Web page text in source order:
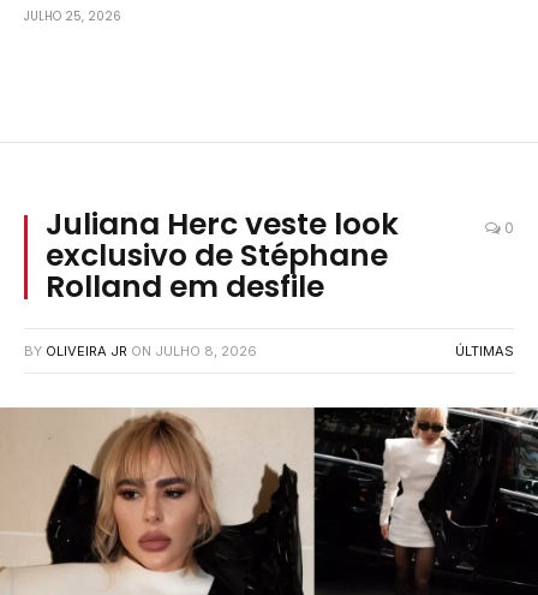
JULHO 25, 2026
Juliana Herc veste look
exclusivo de Stéphane
Rolland em desfile
0
BY OLIVEIRA JR ON JULHO 8, 2026 ÚLTIMAS